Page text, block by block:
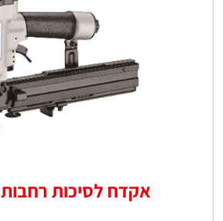
אקדח לסיכות רחבות WC/38